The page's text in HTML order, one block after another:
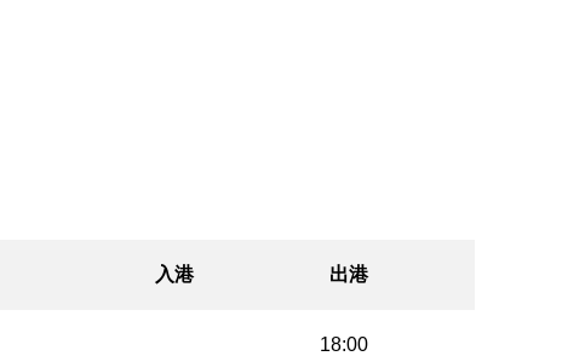
入港 出港
18:00